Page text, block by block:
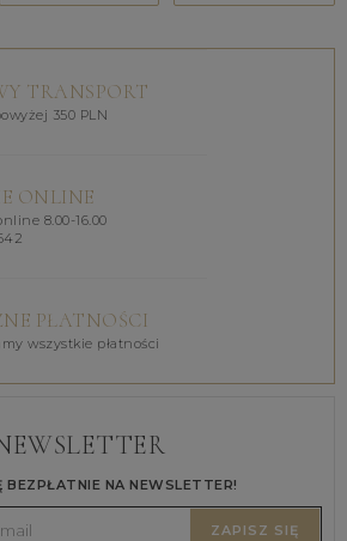
TRANSPORT
350 PLN
ONLINE
8.00-16.00
PŁATNOŚCI
wszystkie płatności
BEZPŁATNIE NA NEWSLETTER!
ZAPISZ SIĘ